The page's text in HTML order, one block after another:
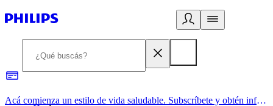
Acá comienza un estilo de vida saludable. Subscríbete y obtén información de primera mano